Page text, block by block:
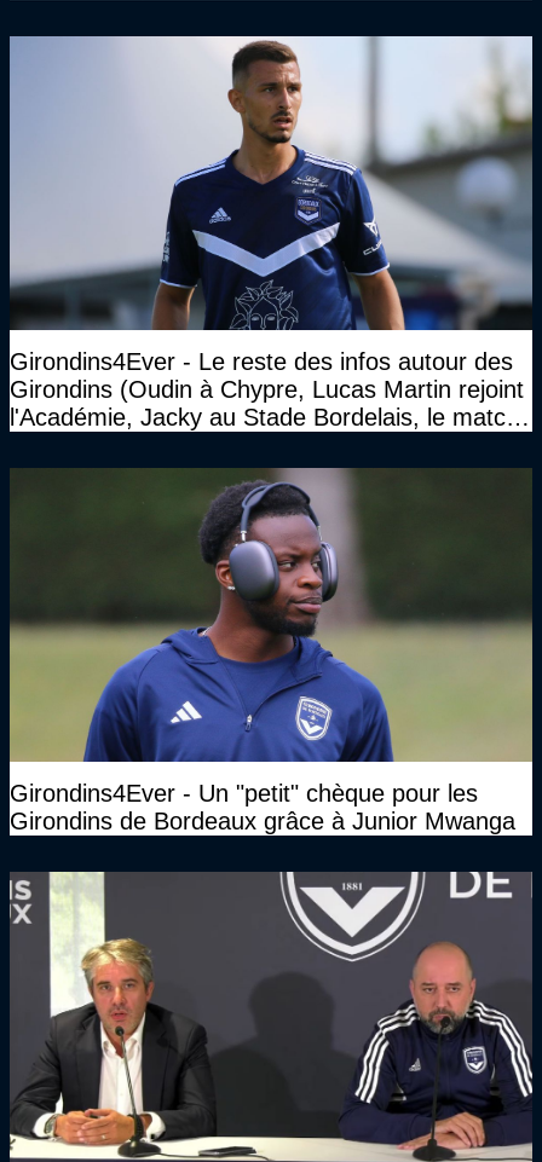
Girondins4Ever - Le reste des infos autour des
Girondins (Oudin à Chypre, Lucas Martin rejoint
l'Académie, Jacky au Stade Bordelais, le match
Girondins4Ever - Un "petit" chèque pour les
Girondins de Bordeaux grâce à Junior Mwanga